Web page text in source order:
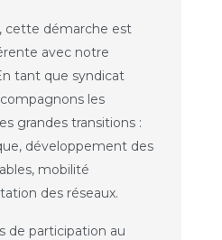
cette démarche est
avec notre
tant que syndicat
les
grandes transitions :
développement des
mobilité
des réseaux.
de participation au